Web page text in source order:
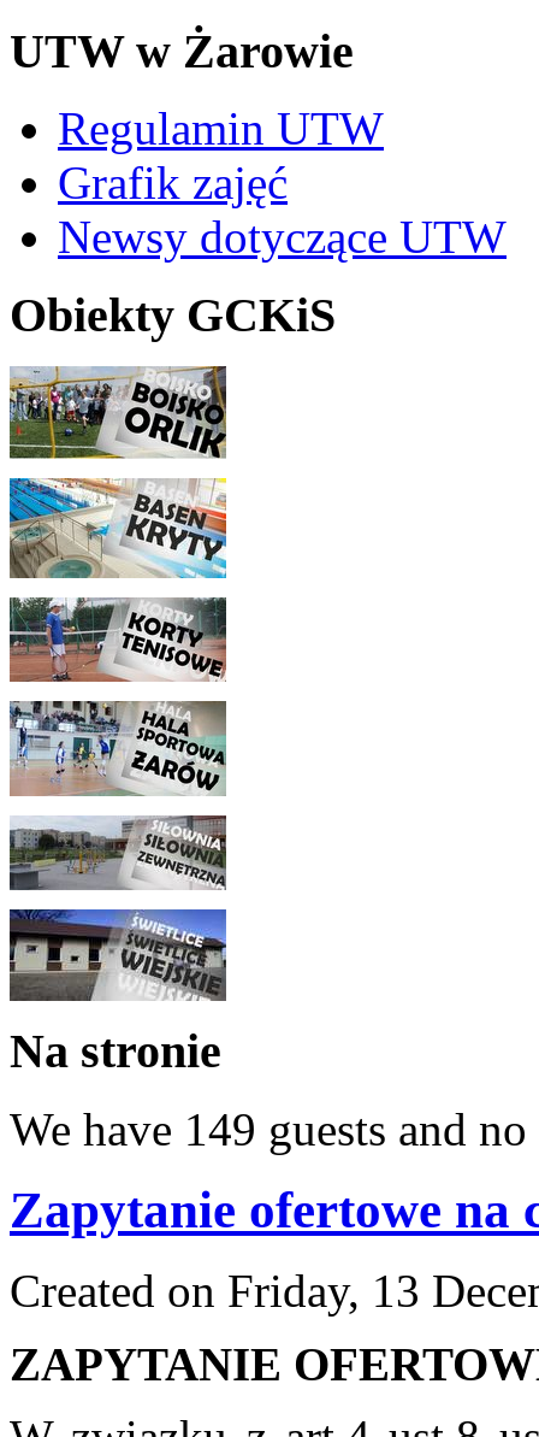
UTW w Żarowie
Regulamin UTW
Grafik zajęć
Newsy dotyczące UTW
Obiekty GCKiS
Na stronie
We have 149 guests and
Zapytanie ofertowe na
Created on Friday, 13
ZAPYTANIE